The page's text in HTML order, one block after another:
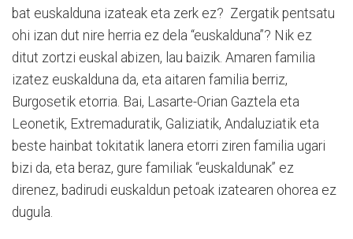
bat euskalduna izateak eta zerk ez? Zergatik pentsatu
ohi izan dut nire herria ez dela “euskalduna”? Nik ez
ditut zortzi euskal abizen, lau baizik. Amaren familia
izatez euskalduna da, eta aitaren familia berriz,
Burgosetik etorria. Bai, Lasarte-Orian Gaztela eta
Leonetik, Extremaduratik, Galiziatik, Andaluziatik eta
beste hainbat tokitatik lanera etorri ziren familia ugari
bizi da, eta beraz, gure familiak “euskaldunak” ez
direnez, badirudi euskaldun petoak izatearen ohorea ez
dugula.